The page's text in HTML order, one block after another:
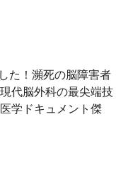
た！瀕死の脳障害者
代脳外科の最尖端技
学ドキュメント傑